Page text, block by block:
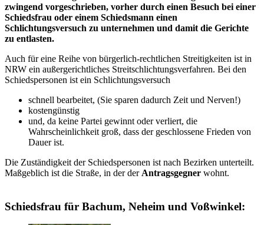
zwingend vorgeschrieben, vorher durch einen Besuch bei einer
Schiedsfrau oder einem Schiedsmann einen
Schlichtungsversuch zu unternehmen und damit die Gerichte
zu entlasten.
Auch für eine Reihe von bürgerlich-rechtlichen Streitigkeiten ist in
NRW ein außergerichtliches Streitschlichtungsverfahren. Bei den
Schiedspersonen ist ein Schlichtungsversuch
schnell bearbeitet, (Sie sparen dadurch Zeit und Nerven!)
kostengünstig
und, da keine Partei gewinnt oder verliert, die
Wahrscheinlichkeit groß, dass der geschlossene Frieden von
Dauer ist.
Die Zuständigkeit der Schiedspersonen ist nach Bezirken unterteilt.
Maßgeblich ist die Straße, in der der Antragsgegner wohnt.
Schiedsfrau für Bachum, Neheim und Voßwinkel: